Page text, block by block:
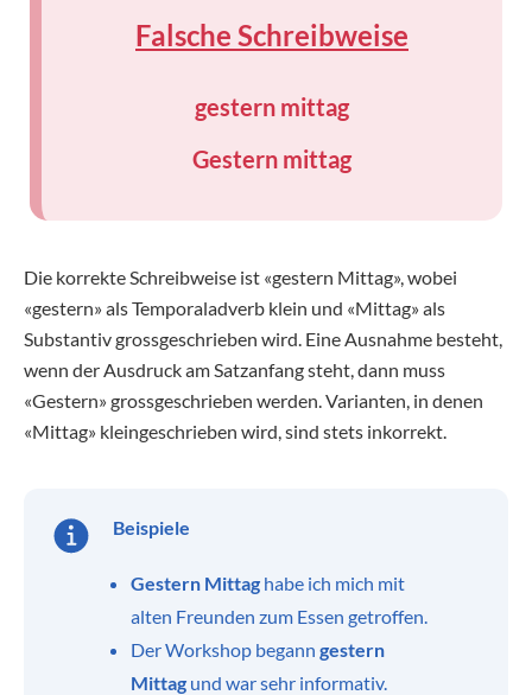
Falsche Schreibweise
gestern mittag
Gestern mittag
Die korrekte Schreibweise ist «gestern Mittag», wobei
«gestern» als Temporaladverb klein und «Mittag» als
Substantiv grossgeschrieben wird. Eine Ausnahme besteht,
wenn der Ausdruck am Satzanfang steht, dann muss
«Gestern» grossgeschrieben werden. Varianten, in denen
«Mittag» kleingeschrieben wird, sind stets inkorrekt.
Beispiele
Gestern Mittag habe ich mich mit
alten Freunden zum Essen getroffen.
Der Workshop begann gestern
Mittag und war sehr informativ.